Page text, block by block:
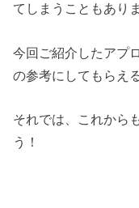
てしまうこともあり
今回ご紹介したアプ
の参考にしてもらえ
それでは、これから
う！